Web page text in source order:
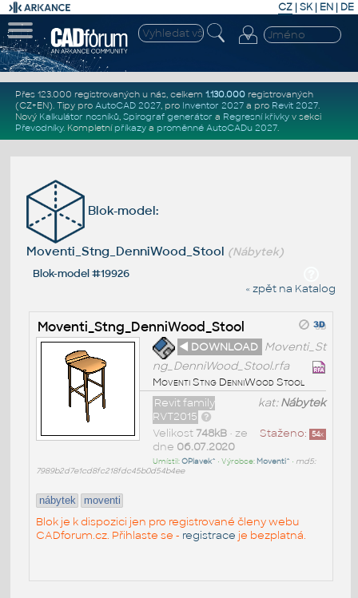
CZ | SK| EN | DE
Přes 123.000 registrovaných u nás, celkem 1.130.000registrovaných
(CZ+EN). Tipy pro AutoCAD 2027, pro Inventor 2027a pro Revit 2027.
Nový Kalkulátor nosníků, Spirograf generátor a Regresní křivkyv sekci
Převodníky. Kompletní příkazya proměnné AutoCADu 2027.
Blok-model:
Moventi_Stng_DenniWood_Stool (Nábytek)
Blok-model #19926
« zpět na Katalog
Moventi_Stng_DenniWood_Stool
◄ DOWNLOAD Moventi_St
ng_DenniWood_Stool.rfa
Moventi Stng DenniWood Stool
kat:Nábytek
Revit family
RVT2015
Staženo: 54x
Velikost 748kB• ze
dne 06.07.2020
Umístil:OPlavek^ • Výrobce: Moventi^ • md5:
7989b2d7e1cd8fc218fdc45b0d54b4ee
nábytek moventi
Blok je k dispozici jen pro registrované členy webu
CADforum.cz. Přihlaste se - registrace je bezplatná.